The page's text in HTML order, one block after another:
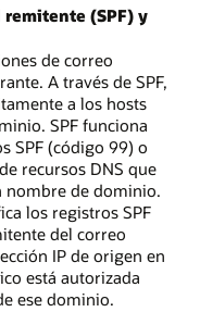
remitente (SPF) y
de correo
A través de SPF,
a los hosts
SPF funciona
SPF (código 99) o
recursos DNS que
nombre de dominio.
los registros SPF
del correo
IP de origen en
está autorizada
ese dominio.